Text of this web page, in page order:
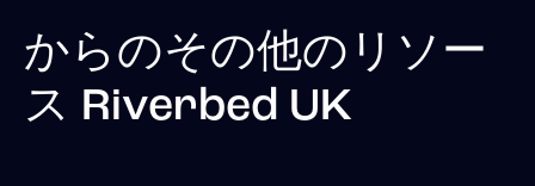
からのその他のリソー
ス Riverbed UK